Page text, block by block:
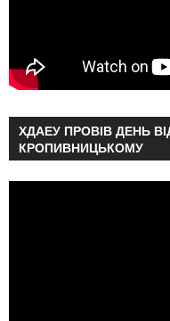
ХДАЕУ ПРОВІВ ДЕНЬ
КРОПИВНИЦЬКОМУ